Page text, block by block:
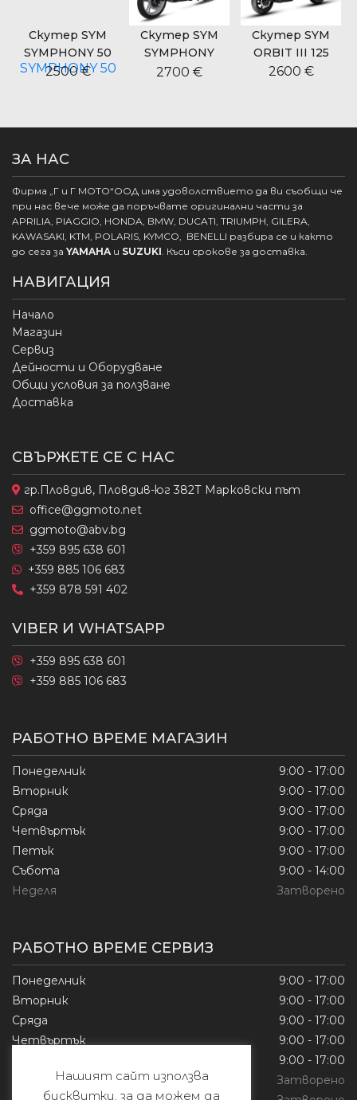
SYM
50
2500 €
Скутер SYM
SYMPHONY
CARGO 125
2700 €
Скутер SYM
ORBIT III 125
2600 €
ЗА НАС
Фирма „Г и Г МОТО“ООД има удоволствието да ви съобщи че
при нас вече може да поръчвате оригинални части за
APRILIA, PIAGGIO, HONDA, BMW, DUCATI, TRIUMPH, GILERA,
KAWASAKI, KTM, POLARIS, KYMCO, BENELLI разбира се и както
до сега за YAMAHA и SUZUKI. Къси срокове за доставка.
НАВИГАЦИЯ
Начало
Магазин
Сервиз
Дейности и Оборудване
Общи условия за ползване
Доставка
СВЪРЖЕТЕ СЕ С НАС
гр.Пловдив, Пловдив-юг 382Т Марковски път
office@ggmoto.net
ggmoto@abv.bg
+359 895 638 601
+359 885 106 683
+359 878 591 402
VIBER И WHATSAPP
+359 895 638 601
+359 885 106 683
РАБОТНО ВРЕМЕ МАГАЗИН
Понеделник
9:00 - 17:00
Вторник
9:00 - 17:00
Сряда
9:00 - 17:00
Четвъртък
9:00 - 17:00
Петък
9:00 - 17:00
Събота
9:00 - 14:00
Неделя
Затворено
РАБОТНО ВРЕМЕ СЕРВИЗ
Понеделник
9:00 - 17:00
Вторник
9:00 - 17:00
Сряда
9:00 - 17:00
Четвъртък
9:00 - 17:00
9:00 - 17:00
Събота
Затворено
Нашият сайт използва
бисквитки, за да можем да